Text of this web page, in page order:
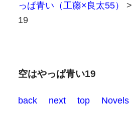
っぱ青い（工藤×良太55）
>
19
空はやっぱ青い19
back next top Novels